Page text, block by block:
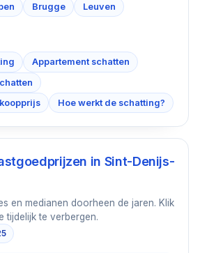
Brugge Leuven
Appartement schatten
Hoe werkt de schatting?
in Sint-Denijs-
en medianen doorheen de jaren. Klik
tijdelijk te verbergen.